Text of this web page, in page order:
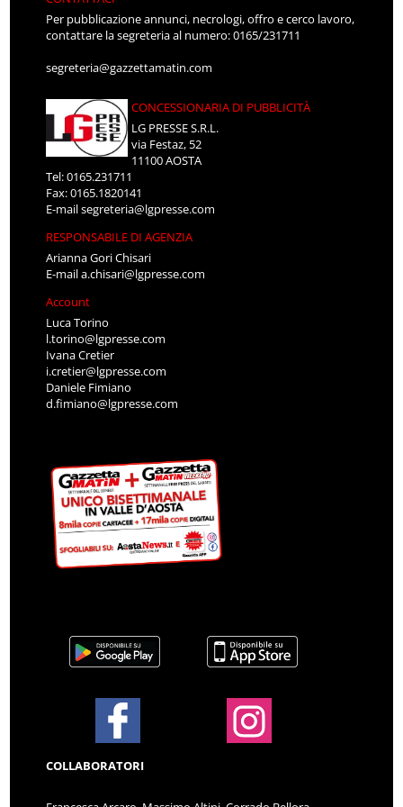
Per pubblicazione annunci, necrologi, offro e cerco lavoro,
contattare la segreteria al numero: 0165/231711
segreteria@gazzettamatin.com
CONCESSIONARIA DI PUBBLICITÀ
LG PRESSE S.R.L.
via Festaz, 52
11100 AOSTA
Tel: 0165.231711
Fax: 0165.1820141
E-mailsegreteria@lgpresse.com
RESPONSABILE DI AGENZIA
Arianna Gori Chisari
E-maila.chisari@lgpresse.com
Account
Luca Torino
l.torino@lgpresse.com
Ivana Cretier
i.cretier@lgpresse.com
Daniele Fimiano
d.fimiano@lgpresse.com
COLLABORATORI